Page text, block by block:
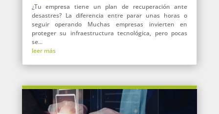
¿Tu empresa tiene un plan de recuperación ante
desastres? La diferencia entre parar unas horas o
seguir operando Muchas empresas invierten en
proteger su infraestructura tecnológica, pero pocas
se...
leer más